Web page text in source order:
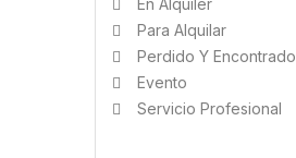
En Alquiler
Para Alquilar
Perdido Y Encontrado
Evento
Servicio Profesional